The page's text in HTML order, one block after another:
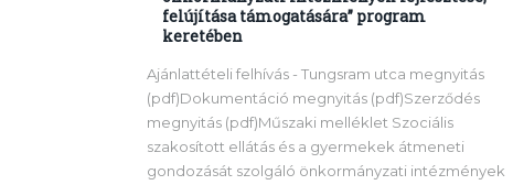
felújítása támogatására” program
keretében
Ajánlattételi felhívás - Tungsram utca megnyitás
(pdf)Dokumentáció megnyitás (pdf)Szerződés
megnyitás (pdf)Műszaki melléklet Szociális
szakosított ellátás és a gyermekek átmeneti
gondozását szolgáló önkormányzati intézmények